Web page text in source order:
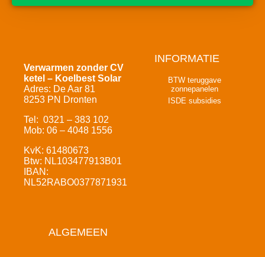
Verwarmen zonder CV
ketel – Koelbest Solar
Adres: De Aar 81
8253 PN Dronten
Tel: 0321 – 383 102
Mob: 06 – 4048 1556
KvK: 61480673
Btw: NL103477913B01
IBAN:
NL52RABO0377871931
INFORMATIE
BTW teruggave
zonnepanelen
ISDE subsidies
ALGEMEEN